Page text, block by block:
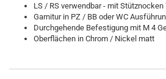
LS / RS verwendbar - mit Stütznocken
Garnitur in PZ / BB oder WC
Durchgehende Befestigung mit M 4
Oberflächen in Chrom / Nickel matt